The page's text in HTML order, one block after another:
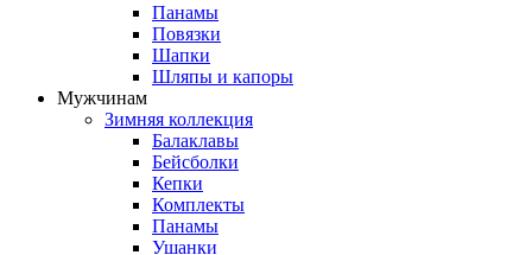
Панамы
Повязки
Шапки
Шляпы и капоры
Мужчинам
Зимняя коллекция
Балаклавы
Бейсболки
Кепки
Комплекты
Панамы
Ушанки